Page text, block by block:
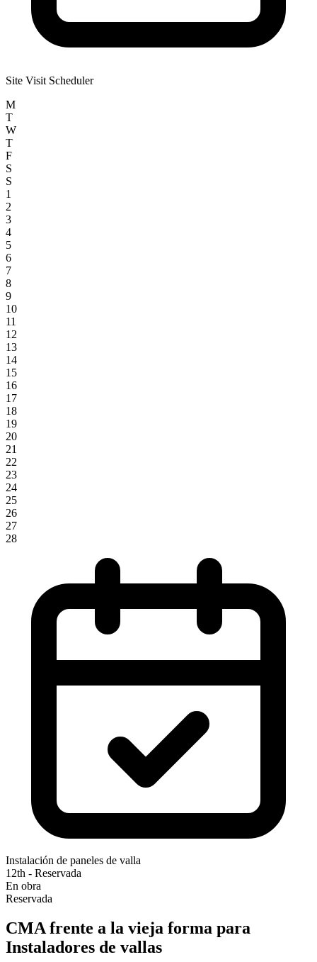
Site Visit Scheduler
M
T
W
T
F
S
S
1
2
3
4
5
6
7
8
9
10
11
12
13
14
15
16
17
18
19
20
21
22
23
24
25
26
27
28
Instalación de paneles de valla
12th - Reservada
En obra
Reservada
CMA frente a la vieja forma para
Instaladores de vallas